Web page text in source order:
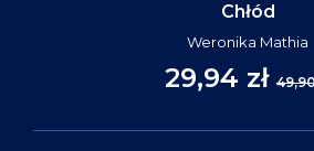
Chłód
Weronika Mathia
29,94 zł